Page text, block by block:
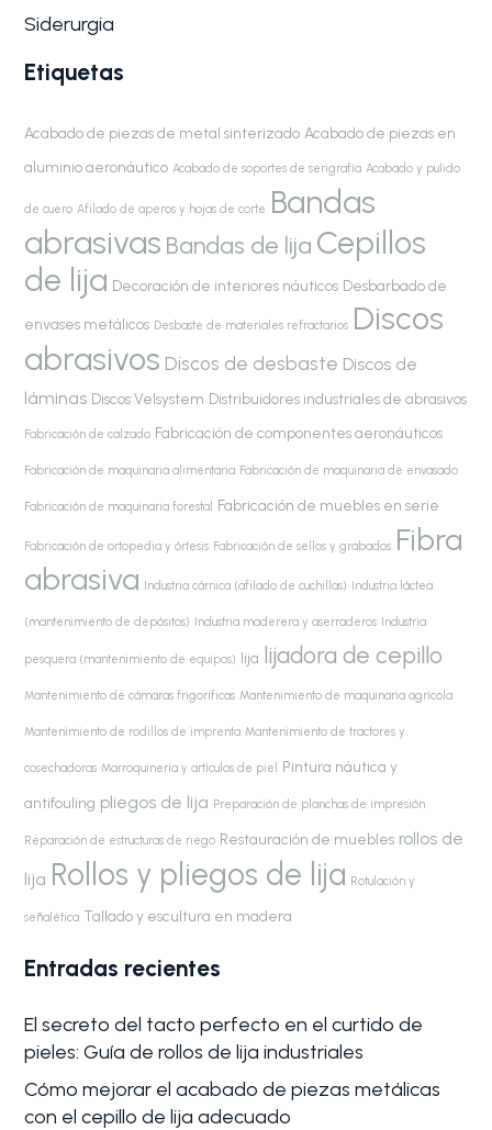
Siderurgia
Etiquetas
Acabado de piezas de metal sinterizado Acabado de piezas en
aluminio aeronáutico Acabado de soportes de serigrafía Acabado y pulido
de cuero Afilado de aperos y hojas de corte Bandas
abrasivas Bandas de lija Cepillos
de lija Decoración de interiores náuticos Desbarbado de
envases metálicos Desbaste de materiales refractarios Discos
abrasivos Discos de desbaste Discos de
láminas Discos Velsystem Distribuidores industriales de abrasivos
Fabricación de calzado Fabricación de componentes aeronáuticos
Fabricación de maquinaria alimentaria Fabricación de maquinaria de envasado
Fabricación de maquinaria forestal Fabricación de muebles en serie
Fabricación de ortopedia y órtesis Fabricación de sellos y grabados Fibra
abrasiva Industria cárnica (afilado de cuchillas) Industria láctea
(mantenimiento de depósitos) Industria maderera y aserraderos Industria
pesquera (mantenimiento de equipos) lija lijadora de cepillo
Mantenimiento de cámaras frigoríficas Mantenimiento de maquinaria agrícola
Mantenimiento de rodillos de imprenta Mantenimiento de tractores y
cosechadoras Marroquinería y artículos de piel Pintura náutica y
antifouling pliegos de lija Preparación de planchas de impresión
Reparación de estructuras de riego Restauración de muebles rollos de
lija Rollos y pliegos de lija Rotulación y
señalética Tallado y escultura en madera
Entradas recientes
El secreto del tacto perfecto en el curtido de
pieles: Guía de rollos de lija industriales
Cómo mejorar el acabado de piezas metálicas
con el cepillo de lija adecuado